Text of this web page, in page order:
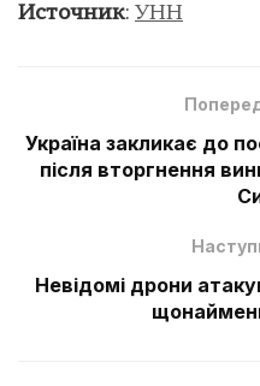
Источник: УНН
Україна закликає до
після вторгнення
Невідомі дрони